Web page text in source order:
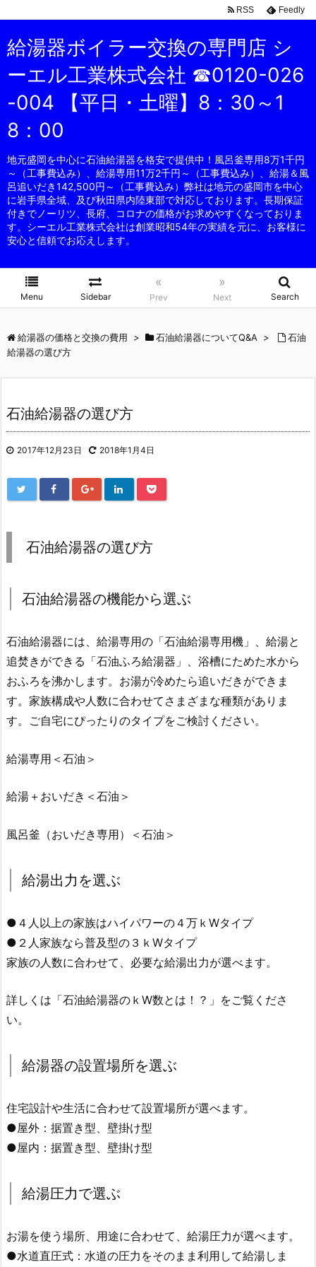
給湯器ボイラー交換の専門店 シ
ーエル工業株式会社 ☎0120-026
-004 【平日・土曜】8：30～1
8：00
地元盛岡を中心に石油給湯器を格安で提供中！風呂釜専用8万1千円
～（工事費込み）、給湯専用11万2千円～（工事費込み）、給湯＆風
呂追いだき142,500円～（工事費込み）弊社は地元の盛岡市を中心
に岩手県全域、及び秋田県内陸東部で対応しております。長期保証
付きでノーリツ、長府、コロナの価格がお求めやすくなっておりま
す。シーエル工業株式会社は創業昭和54年の実績を元に、お客様に
安心と信頼でお応えします。
Menu Sidebar
«
Prev
»
Next Search
RSS Feedly
給湯器の価格と交換の費用 > 石油給湯器についてQ&A >
石油
給湯器の選び方
石油給湯器の選び方
2017年12月23日 2018年1月4日
石油給湯器の選び方
石油給湯器の機能から選ぶ
石油給湯器には、給湯専用の「石油給湯専用機」、給湯と
追焚きができる「石油ふろ給湯器」、浴槽にためた水から
おふろを沸かします。お湯が冷めたら追いだきができま
す。 家族構成や人数に合わせてさまざまな種類がありま
す。ご自宅にぴったりのタイプをご検討ください。
給湯専用＜石油＞
給湯＋おいだき＜石油＞
風呂釜（おいだき専用）＜石油＞
給湯出力を選ぶ
●４人以上の家族はハイパワーの４万ｋWタイプ
●２人家族なら普及型の３ｋWタイプ
家族の人数に合わせて、必要な給湯出力が選べます。
詳しくは「石油給湯器のｋW数とは！？」をご覧くださ
い。
給湯器の設置場所を選ぶ
住宅設計や生活に合わせて設置場所が選べます。
●屋外：据置き型、壁掛け型
●屋内：据置き型、壁掛け型
給湯圧力で選ぶ
お湯を使う場所、用途に合わせて、給湯圧力が選べます。
●水道直圧式：水道の圧力をそのまま利用して給湯しま